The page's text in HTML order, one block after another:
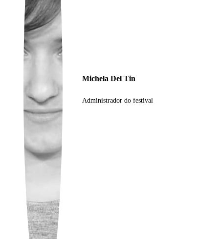
Ukrainian
Michela Del Tin
Administrador do festival